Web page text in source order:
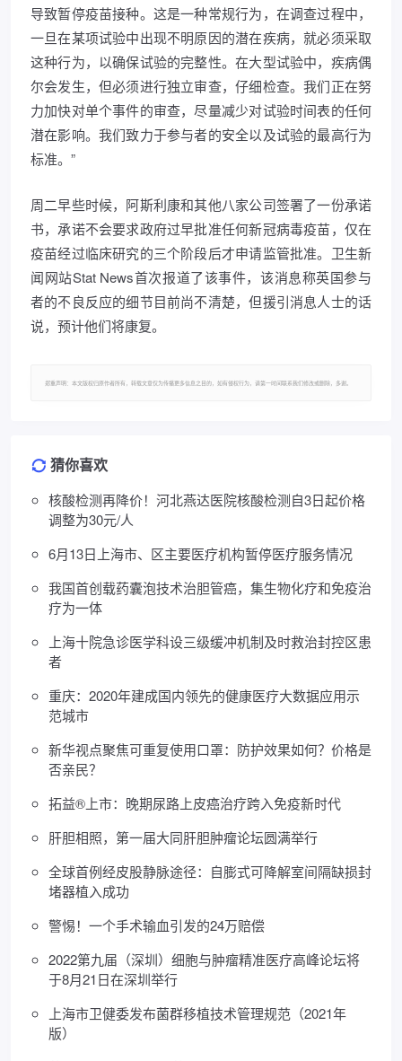
导致暂停疫苗接种。这是一种常规行为，在调查过程中，
一旦在某项试验中出现不明原因的潜在疾病，就必须采取
这种行为，以确保试验的完整性。在大型试验中，疾病偶
尔会发生，但必须进行独立审查，仔细检查。我们正在努
力加快对单个事件的审查，尽量减少对试验时间表的任何
潜在影响。我们致力于参与者的安全以及试验的最高行为
标准。”
周二早些时候，阿斯利康和其他八家公司签署了一份承诺
书，承诺不会要求政府过早批准任何新冠病毒疫苗，仅在
疫苗经过临床研究的三个阶段后才申请监管批准。卫生新
闻网站Stat News首次报道了该事件，该消息称英国参与
者的不良反应的细节目前尚不清楚，但援引消息人士的话
说，预计他们将康复。
郑重声明：本文版权归原作者所有，转载文章仅为传播更多信息之目的，如有侵权行为，请第一时间联系我们修改或删除，多谢。
猜你喜欢
核酸检测再降价！河北燕达医院核酸检测自3日起价格
调整为30元/人
6月13日上海市、区主要医疗机构暂停医疗服务情况
我国首创载药囊泡技术治胆管癌，集生物化疗和免疫治
疗为一体
上海十院急诊医学科设三级缓冲机制及时救治封控区患
者
重庆：2020年建成国内领先的健康医疗大数据应用示
范城市
新华视点聚焦可重复使用口罩：防护效果如何？价格是
否亲民？
拓益®上市：晚期尿路上皮癌治疗跨入免疫新时代
肝胆相照，第一届大同肝胆肿瘤论坛圆满举行
全球首例经皮股静脉途径：自膨式可降解室间隔缺损封
堵器植入成功
警惕！一个手术输血引发的24万赔偿
2022第九届（深圳）细胞与肿瘤精准医疗高峰论坛将
于8月21日在深圳举行
上海市卫健委发布菌群移植技术管理规范（2021年
版）